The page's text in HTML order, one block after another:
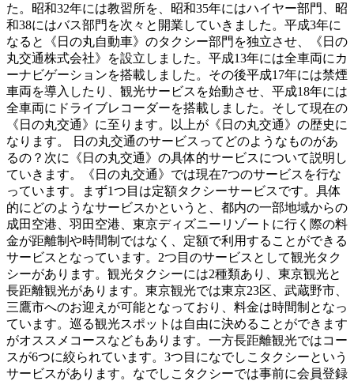
た。昭和32年には教習所を、昭和35年にはハイヤー部門、昭
和38にはバス部門を次々と開業していきました。平成3年に
なると《日の丸自動車》のタクシー部門を独立させ、《日の
丸交通株式会社》を設立しました。平成13年には全車両にカ
ーナビゲーションを搭載しました。その後平成17年には禁煙
車両を導入したり、観光サービスを始動させ、平成18年には
全車両にドライブレコーダーを搭載しました。そして現在の
《日の丸交通》に至ります。以上が《日の丸交通》の歴史に
なります。 日の丸交通のサービスってどのようなものがあ
るの？次に《日の丸交通》の具体的サービスについて説明し
ていきます。《日の丸交通》では現在7つのサービスを行な
っています。まず1つ目は定額タクシーサービスです。具体
的にどのようなサービスかというと、都内の一部地域からの
成田空港、羽田空港、東京ディズニーリゾートに行く際の料
金が距離制や時間制ではなく、定額で利用することができる
サービスとなっています。2つ目のサービスとして観光タク
シーがあります。観光タクシーには2種類あり、東京観光と
長距離観光があります。東京観光では東京23区、武蔵野市、
三鷹市へのお迎えが可能となっており、料金は時間制となっ
ています。巡る観光スポットは自由に決めることができます
がオススメコースなどもあります。一方長距離観光ではコー
スが6つに絞られています。3つ目になでしこタクシーという
サービスがあります。なでしこタクシーでは事前に会員登録